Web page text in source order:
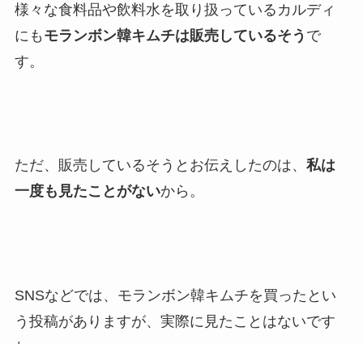
様々な食料品や飲料水を取り扱っているカルディ
にも モランボン韓キムチは販売しているそう で
す。
ただ、販売しているそうとお伝えしたのは、 私は
一度も見たことがないから。
SNSなどでは、モランボン韓キムチを買ったとい
う投稿がありますが、実際に見たことはないです